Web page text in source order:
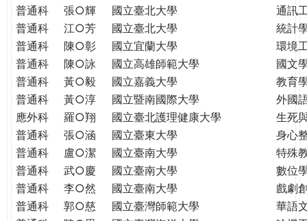
民。
WAGOR
TODAY
THE
WORLD
TOMORROW
PUTTING
YOU
ON
THE
普通科
張○輝 國立臺北大學
通訊
普通科
江○芳 國立臺北大學
統計
普通科
陳○彰 國立宜蘭大學
環境
普通科
陳○詠 國立高雄師範大學
國文
普通科
黃○毅 國立嘉義大學
教育
普通科
黃○淳 國立暨南國際大學
外國
應外科
羅○翔 國立臺北護理健康大學
生死
普通科
張○涵 國立臺東大學
身心
普通科
盧○潔 國立臺南大學
特殊
普通科
武○慶 國立臺南大學
數位
普通科
李○然 國立臺南大學
戲劇
普通科
郭○慈 國立臺灣師範大學
華語